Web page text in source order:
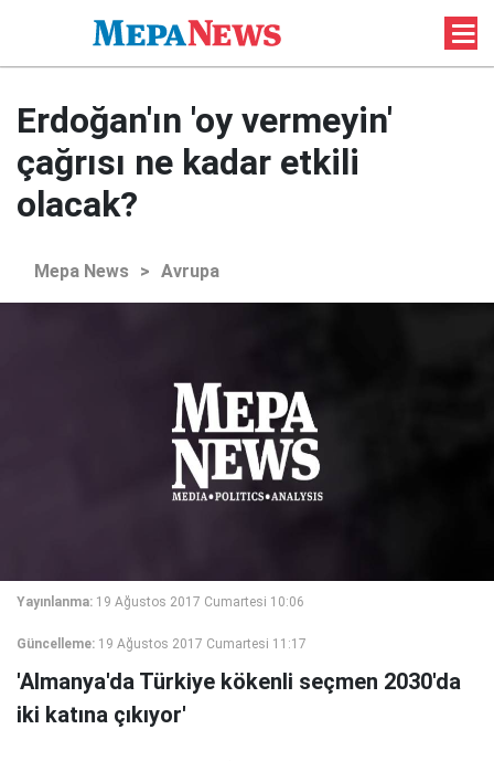
Erdoğan'ın 'oy vermeyin'
çağrısı ne kadar etkili
olacak?
Mepa News > Avrupa
Yayınlanma: 19 Ağustos 2017 Cumartesi 10:06
Güncelleme: 19 Ağustos 2017 Cumartesi 11:17
'Almanya'da Türkiye kökenli seçmen 2030'da
iki katına çıkıyor'